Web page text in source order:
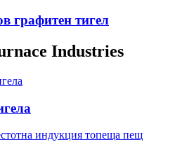
графитен тигел
Industries